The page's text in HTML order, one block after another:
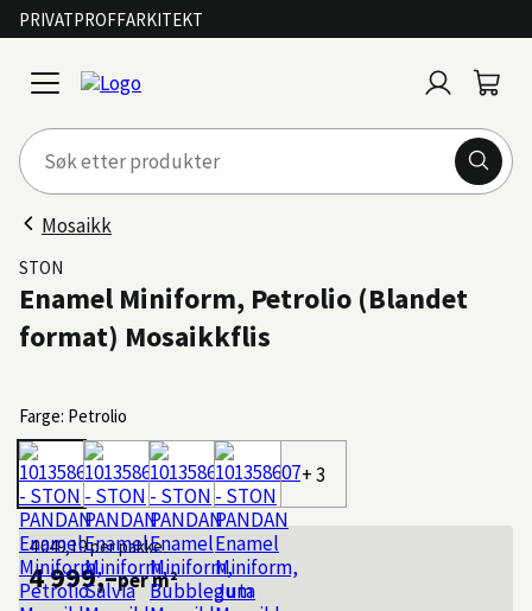
PRIVATPROFFARKITEKT
open
menu
inn
Mosaikk
STON
Enamel Miniform, Petrolio (Blandet
format) Mosaikkflis
Farge: Petrolio
+ 3
4 049,19per pakke
4 999,–per m²